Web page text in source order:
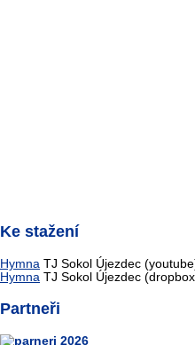
Ke stažení
Hymna TJ Sokol Újezdec
Hymna TJ Sokol Újezdec
Partneři